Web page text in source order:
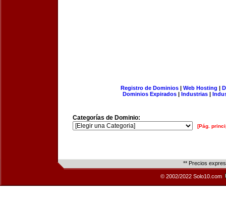
Registro de Dominios| Web Hosting |
Dominios Expirados | Industrias |
Categorías de Dominio:
[Pág.
** Precios
© 2002/2022 Solo10.com